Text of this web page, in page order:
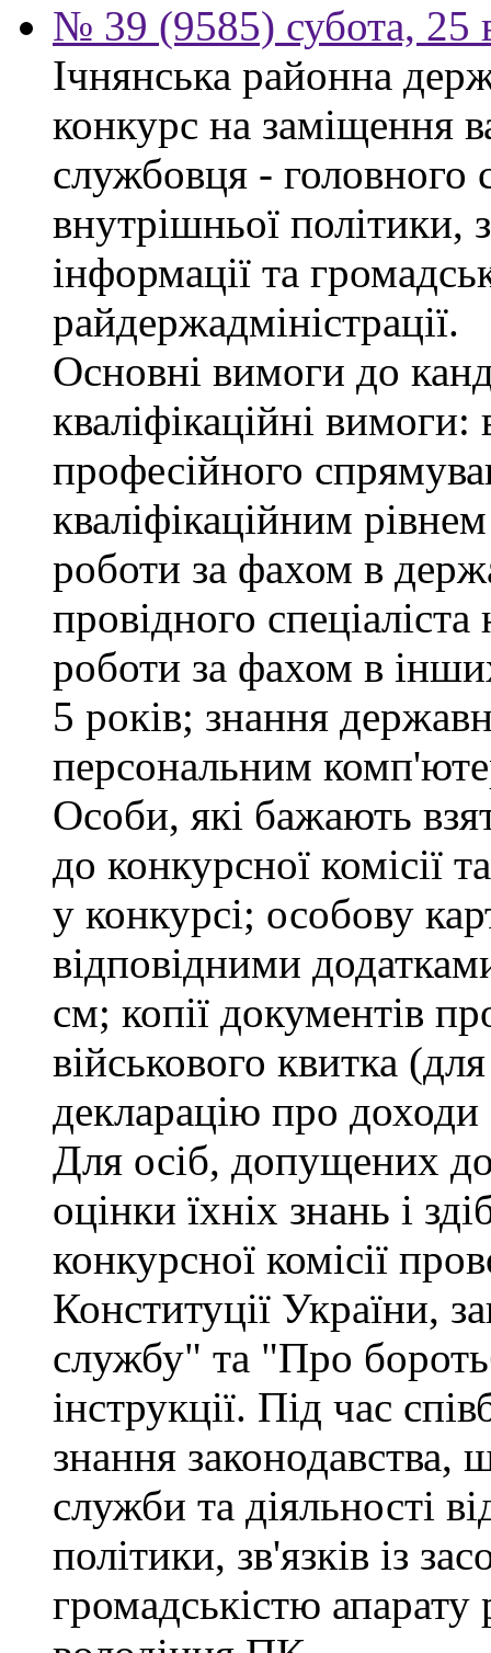
№ 39 (9585) субота, 25
Ічнянська районна
конкурс на заміщення
службовця - головного
внутрішньої політики,
інформації та
райдержадміністрації.
Основні вимоги до
кваліфікаційні
професійного
кваліфікаційним
роботи за фахом в
провідного
роботи за фахом в
5 років; знання
персональним
Особи, які бажають
до конкурсної комісії
у конкурсі; особову
відповідними
см; копії документів
військового квитка
декларацію про доходи
Для осіб, допущених
оцінки їхніх знань і
конкурсної комісії
Конституції України,
службу" та "Про
інструкції. Під час
знання законодавства,
служби та діяльності
політики, зв'язків із
громадськістю апарату